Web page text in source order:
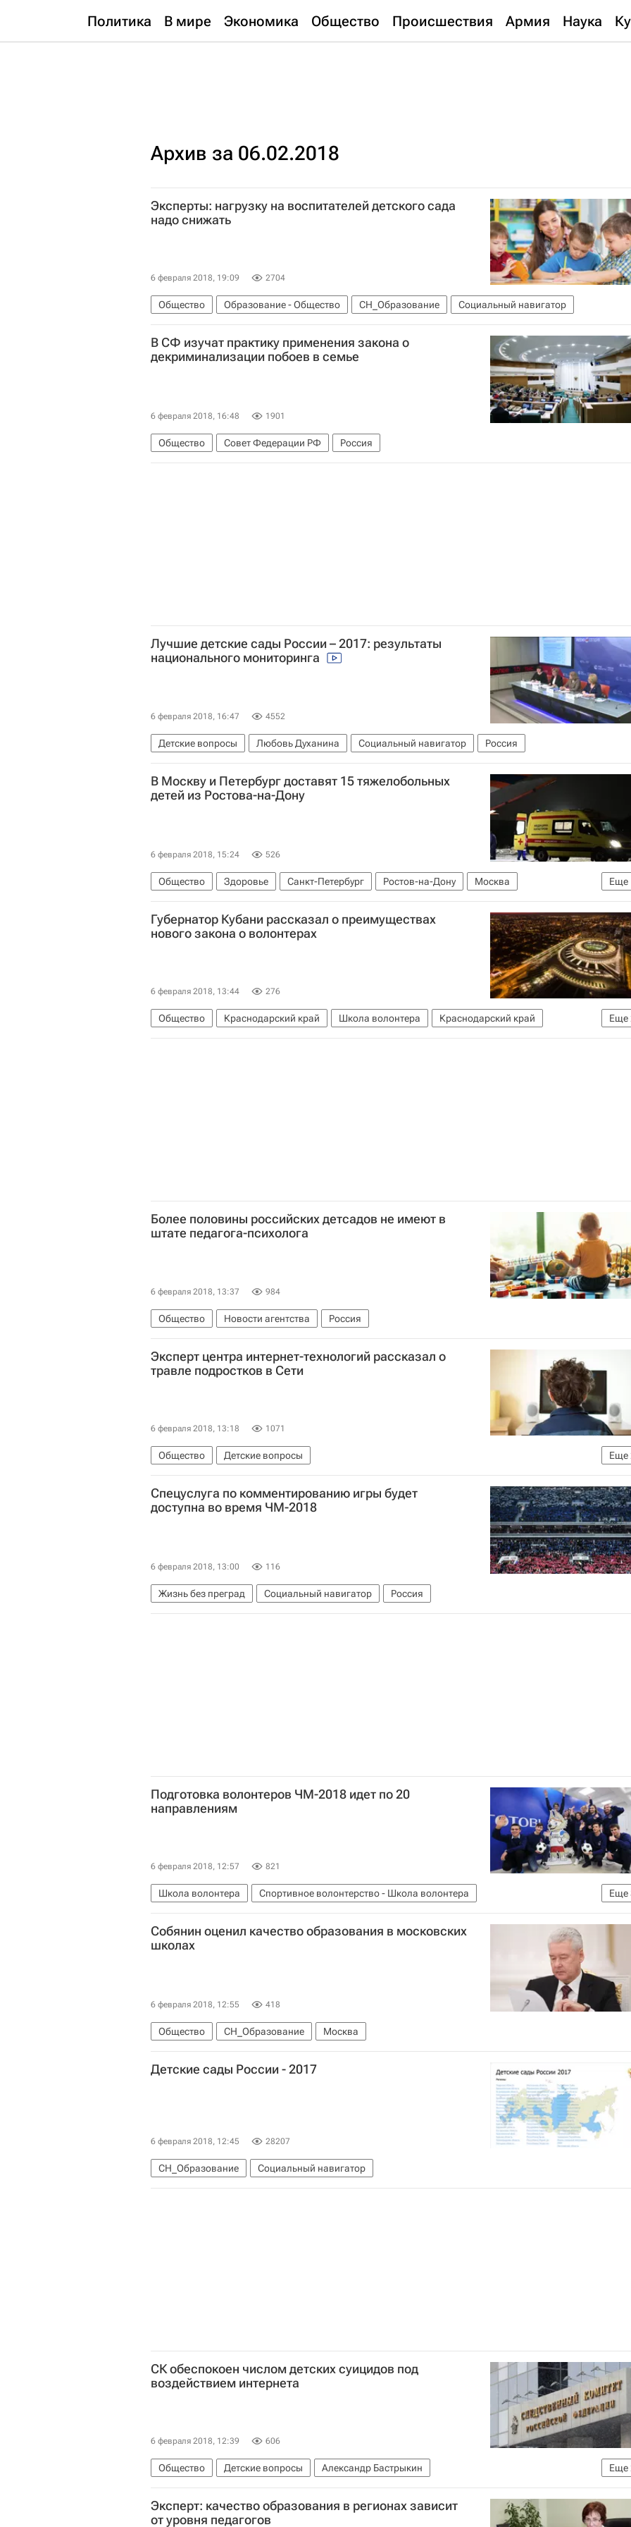
Политика В мире Экономика Общество Происшествия Армия Наука
Архив за 06.02.2018
Эксперты: нагрузку на воспитателей детского сада
надо снижать
6 февраля 2018, 19:09 2704
Общество Образование - Общество СН_Образование Социальный навигатор
В СФ изучат практику применения закона о
декриминализации побоев в семье
6 февраля 2018, 16:48 1901
Общество Совет Федерации РФ Россия
Лучшие детские сады России – 2017: результаты
национального мониторинга
6 февраля 2018, 16:47 4552
Детские вопросы Любовь Духанина Социальный навигатор Россия
В Москву и Петербург доставят 15 тяжелобольных
детей из Ростова-на-Дону
6 февраля 2018, 15:24 526
Еще
Общество Здоровье Санкт-Петербург Ростов-на-Дону
Москва
МЧС России (Министерство РФ по делам гражданской обороны, чрезвычайным ситуациям и ликвидации последствий стихийных бедствий)
Губернатор Кубани рассказал о преимуществах
нового закона о волонтерах
6 февраля 2018, 13:44 276
Еще
Общество Краснодарский край Школа волонтера
Краснодарский край
Вениамин Кондратьев
Волонтерство в России
Более половины российских детсадов не имеют в
штате педагога-психолога
6 февраля 2018, 13:37 984
Общество Новости агентства Россия
Эксперт центра интернет-технологий рассказал о
травле подростков в Сети
6 февраля 2018, 13:18 1071
Еще
Общество
Детские вопросы
Региональный общественный центр интернет-технологий (РОЦИТ)
Россия
Спецуслуга по комментированию игры будет
доступна во время ЧМ-2018
6 февраля 2018, 13:00 116
Жизнь без преград Социальный навигатор Россия
Подготовка волонтеров ЧМ-2018 идет по 20
направлениям
6 февраля 2018, 12:57 821
Еще
Школа волонтера
Спортивное волонтерство - Школа волонтера
Волонтерство в России
Россия Чемпионат мира по футболу 2018
Собянин оценил качество образования в московских
школах
6 февраля 2018, 12:55 418
Общество СН_Образование Москва
Детские сады России - 2017
6 февраля 2018, 12:45 28207
СН_Образование Социальный навигатор
СК обеспокоен числом детских суицидов под
воздействием интернета
6 февраля 2018, 12:39 606
Еще
Общество Детские вопросы
Александр Бастрыкин
Следственный комитет России (СК РФ)
Россия
Эксперт: качество образования в регионах зависит
от уровня педагогов